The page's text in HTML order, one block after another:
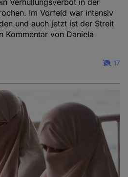
Verhüllungsverbot in der
Im Vorfeld war intensiv
und auch jetzt ist der Streit
Kommentar von Daniela
17